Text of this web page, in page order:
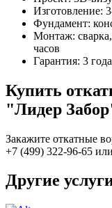
Изготовление:
Фундамент:
Монтаж:
часов
Гарантия: 3
Купить
"Лидер
Закажите откатные
+7 (499) 322-96-65
Другие